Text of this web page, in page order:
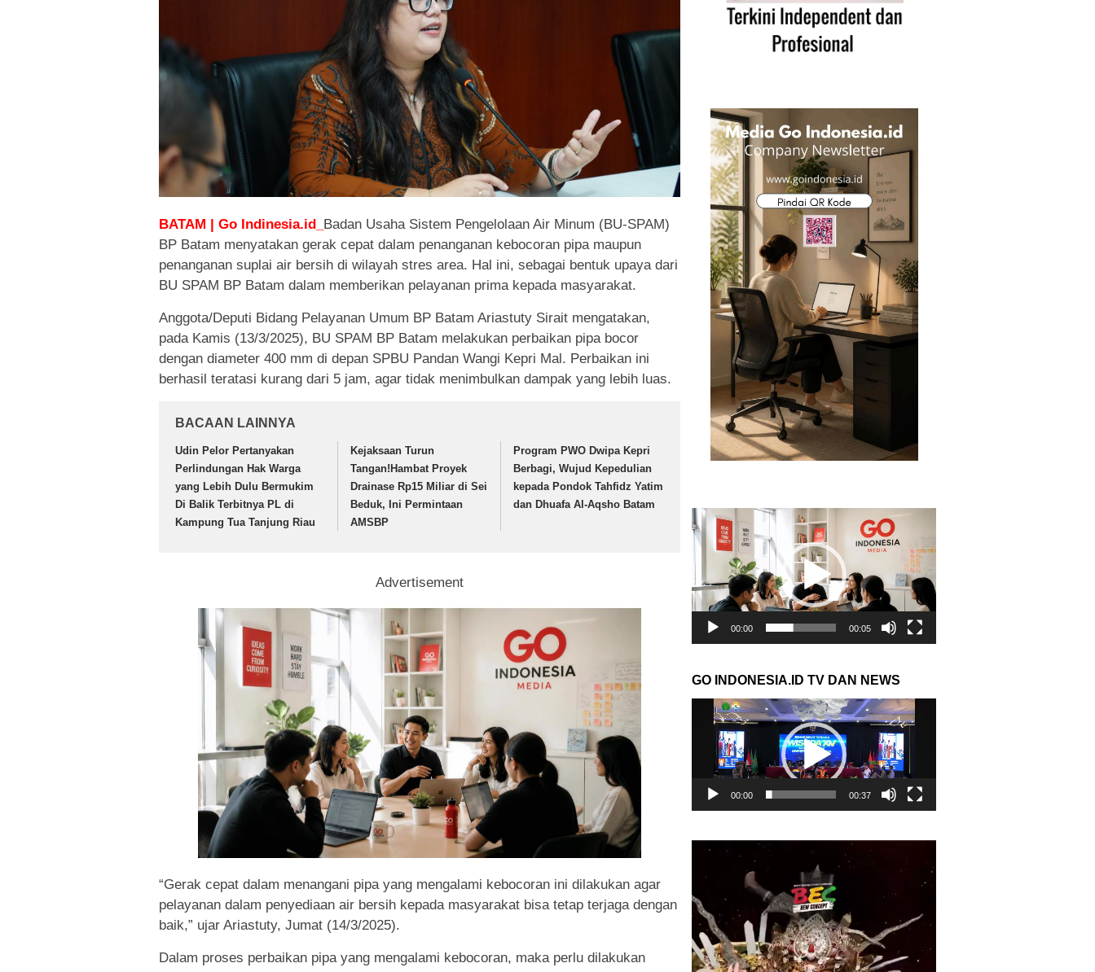
BATAM | Go Indinesia.id_ Badan Usaha Sistem Pengelolaan Air Minum (BU-SPAM)
BP Batam menyatakan gerak cepat dalam penanganan kebocoran pipa maupun
penanganan suplai air bersih di wilayah stres area. Hal ini, sebagai bentuk upaya dari
BU SPAM BP Batam dalam memberikan pelayanan prima kepada masyarakat.
Anggota/Deputi Bidang Pelayanan Umum BP Batam Ariastuty Sirait mengatakan,
pada Kamis (13/3/2025), BU SPAM BP Batam melakukan perbaikan pipa bocor
dengan diameter 400 mm di depan SPBU Pandan Wangi Kepri Mal. Perbaikan ini
berhasil teratasi kurang dari 5 jam, agar tidak menimbulkan dampak yang lebih luas.
BACAAN LAINNYA
Udin Pelor Pertanyakan
Perlindungan Hak Warga
yang Lebih Dulu Bermukim
Di Balik Terbitnya PL di
Kampung Tua Tanjung Riau
Kejaksaan Turun
Tangan!Hambat Proyek
Drainase Rp15 Miliar di Sei
Beduk, Ini Permintaan
AMSBP
Program PWO Dwipa Kepri
Berbagi, Wujud Kepedulian
kepada Pondok Tahfidz Yatim
dan Dhuafa Al-Aqsho Batam
Advertisement
“Gerak cepat dalam menangani pipa yang mengalami kebocoran ini dilakukan agar
pelayanan dalam penyediaan air bersih kepada masyarakat bisa tetap terjaga dengan
baik,” ujar Ariastuty, Jumat (14/3/2025).
Dalam proses perbaikan pipa yang mengalami kebocoran, maka perlu dilakukan
Pemutar
Video
00:00 00:05
GO INDONESIA.ID TV DAN NEWS
Pemutar
Video
00:00 00:37
Pemutar